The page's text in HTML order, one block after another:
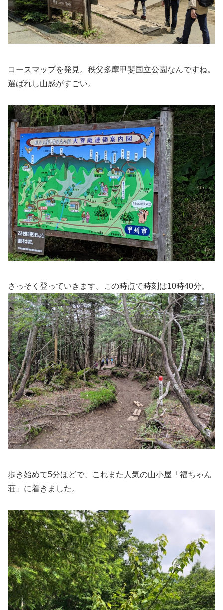
コースマップを発見。秩父多摩甲斐国立公園なんですね。
選ばれし山感がすごい。
さっそく登っていきます。この時点で時刻は10時40分。
歩き始めて5分ほどで、これまた人気の山小屋「福ちゃん
荘」に着きました。